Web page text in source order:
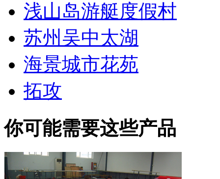
浅山岛游艇度假村
苏州吴中太湖
海景城市花苑
拓攻
你可能需要这些产品